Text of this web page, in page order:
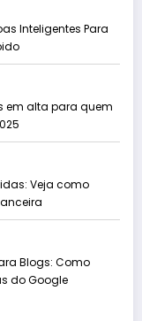
Inteligentes Para
em alta para quem
Veja como
Blogs: Como
do Google